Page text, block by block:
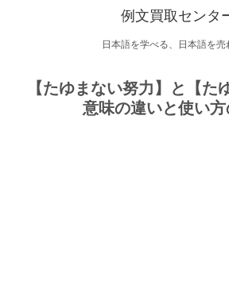
例文買取センタ
日本語を学べる、日本語を売
【たゆまない努力】と【た
意味の違いと使い